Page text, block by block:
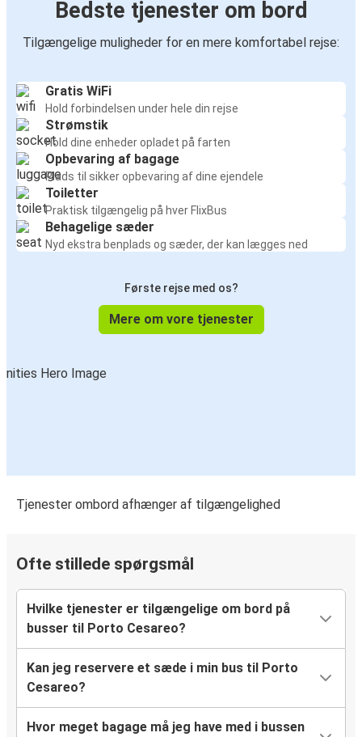
Bedste tjenester om bord
Tilgængelige muligheder for en mere komfortabel rejse:
Gratis WiFi
Hold forbindelsen under hele din rejse
Strømstik
Hold dine enheder opladet på farten
Opbevaring af bagage
Plads til sikker opbevaring af dine ejendele
Toiletter
Praktisk tilgængelig på hver FlixBus
Behagelige sæder
Nyd ekstra benplads og sæder, der kan lægges ned
Første rejse med os?
Mere om vore tjenester
Tjenester ombord afhænger af tilgængelighed
Ofte stillede spørgsmål
Hvilke tjenester er tilgængelige om bord på
busser til Porto Cesareo?
Kan jeg reservere et sæde i min bus til Porto
Cesareo?
Hvor meget bagage må jeg have med i bussen